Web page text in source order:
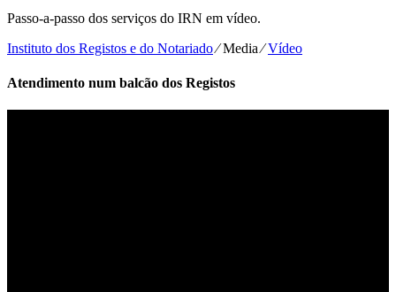
Passo-a-passo dos serviços do IRN em vídeo.
Instituto dos Registos e do Notariado⁄Media⁄Vídeo
Atendimento num balcão dos Registos